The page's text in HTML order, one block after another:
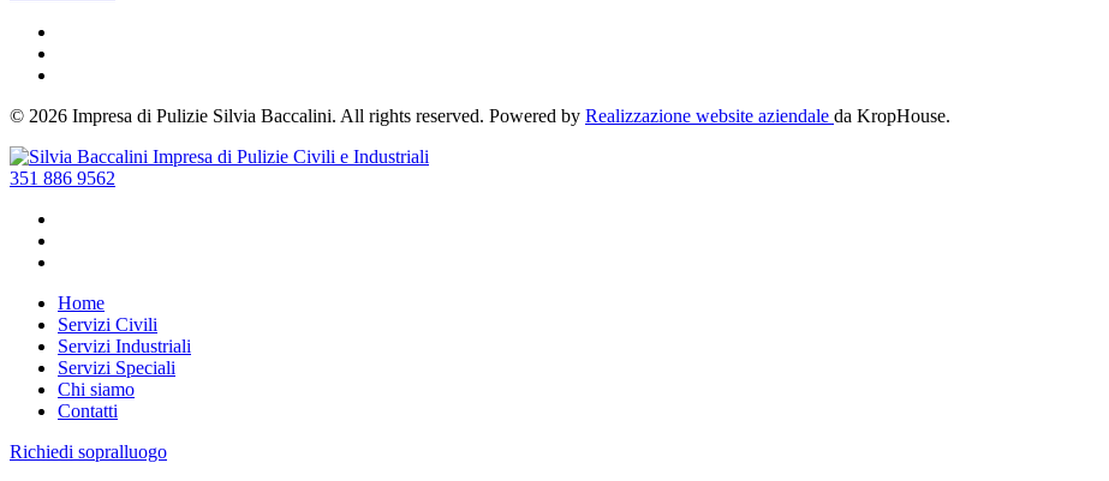
© 2026 Impresa di Pulizie Silvia Baccalini. All rights reserved. Powered by Realizzazione website aziendale da KropHouse.
351 886 9562
Home
Servizi Civili
Servizi Industriali
Servizi Speciali
Chi siamo
Contatti
Richiedi sopralluogo